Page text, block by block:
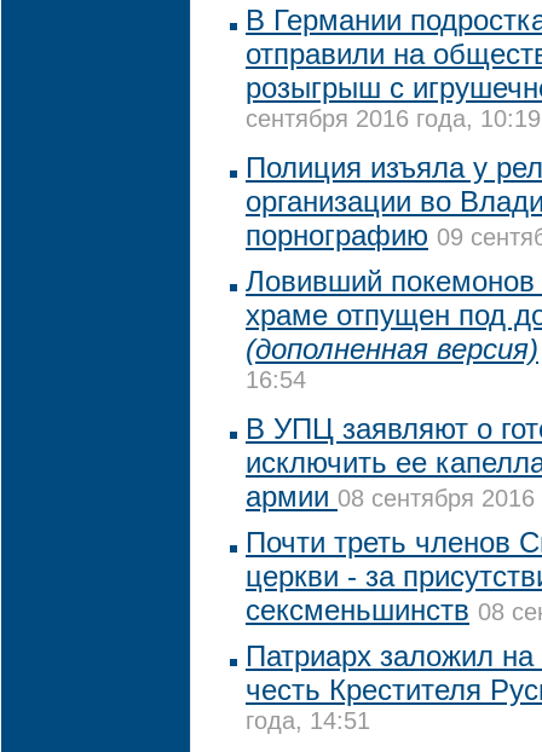
В Германии
отправили на
розыгрыш с
сентября 2016 года, 10:19
Полиция изъяла у
организации во
порнографию 09
Ловивший покемонов
храме отпущен под
(дополненная версия)
16:54
В УПЦ заявляют о
исключить ее
армии 08 сентября
Почти треть членов
церкви - за
сексменьшинств 08
Патриарх заложил
честь Крестителя
года, 14:51